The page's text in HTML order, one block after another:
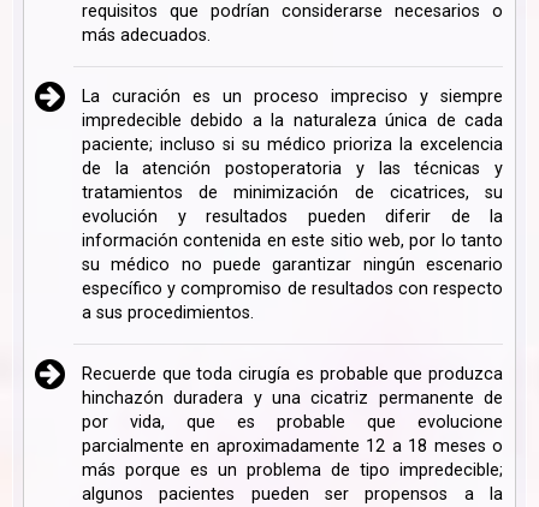
requisitos que podrían considerarse necesarios o
más adecuados.
La curación es un proceso impreciso y siempre
impredecible debido a la naturaleza única de cada
paciente; incluso si su médico prioriza la excelencia
de la atención postoperatoria y las técnicas y
tratamientos de minimización de cicatrices, su
evolución y resultados pueden diferir de la
información contenida en este sitio web, por lo tanto
su médico no puede garantizar ningún escenario
específico y compromiso de resultados con respecto
a sus procedimientos.
Recuerde que toda cirugía es probable que produzca
hinchazón duradera y una cicatriz permanente de
por vida, que es probable que evolucione
parcialmente en aproximadamente 12 a 18 meses o
más porque es un problema de tipo impredecible;
algunos pacientes pueden ser propensos a la